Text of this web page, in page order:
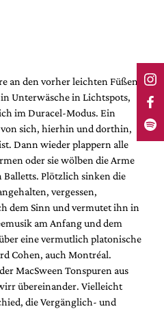
an den vorher leichten Füßen.
Unterwäsche in Lichtspots,
im Duracel-Modus. Ein
sich, hierhin und dorthin,
Dann wieder plappern alle
oder sie wölben die Arme
Balletts. Plötzlich sinken die
vergessen,
dem Sinn und vermutet ihn in
am Anfang und dem
eine vermutlich platonische
Cohen, auch Montréal.
MacSween Tonspuren aus
übereinander. Vielleicht
die Vergänglich- und